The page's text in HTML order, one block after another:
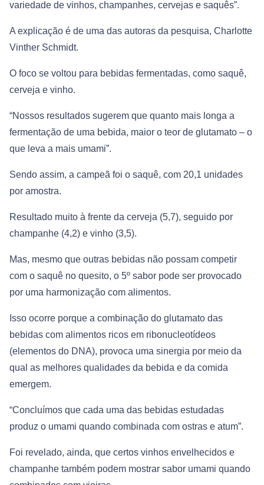
variedade de vinhos, champanhes, cervejas e saquês”.
A explicação é de uma das autoras da pesquisa, Charlotte
Vinther Schmidt.
O foco se voltou para bebidas fermentadas, como saquê,
cerveja e vinho.
“Nossos resultados sugerem que quanto mais longa a
fermentação de uma bebida, maior o teor de glutamato – o
que leva a mais umami”.
Sendo assim, a campeã foi o saquê, com 20,1 unidades
por amostra.
Resultado muito à frente da cerveja (5,7), seguido por
champanhe (4,2) e vinho (3,5).
Mas, mesmo que outras bebidas não possam competir
com o saquê no quesito, o 5º sabor pode ser provocado
por uma harmonização com alimentos.
Isso ocorre porque a combinação do glutamato das
bebidas com alimentos ricos em ribonucleotídeos
(elementos do DNA), provoca uma sinergia por meio da
qual as melhores qualidades da bebida e da comida
emergem.
“Concluímos que cada uma das bebidas estudadas
produz o umami quando combinada com ostras e atum”.
Foi revelado, ainda, que certos vinhos envelhecidos e
champanhe também podem mostrar sabor umami quando